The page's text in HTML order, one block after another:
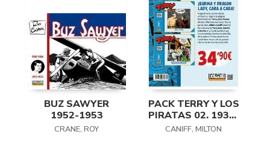
BUZ SAWYER
1952-1953
CRANE, ROY
PACK TERRY Y LOS
PIRATAS 02. 1936-
1938
CANIFF, MILTON